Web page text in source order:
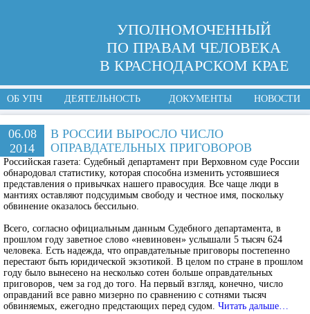
УПОЛНОМОЧЕННЫЙ
ПО ПРАВАМ ЧЕЛОВЕКА
В КРАСНОДАРСКОМ КРАЕ
ОБ УПЧ ДЕЯТЕЛЬНОСТЬ ДОКУМЕНТЫ НОВОСТИ
06.08
2014
В РОССИИ ВЫРОСЛО ЧИСЛО
ОПРАВДАТЕЛЬНЫХ ПРИГОВОРОВ
Российская газета: Судебный департамент при Верховном суде России
обнародовал статистику, которая способна изменить устоявшиеся
представления о привычках нашего правосудия. Все чаще люди в
мантиях оставляют подсудимым свободу и честное имя, поскольку
обвинение оказалось бессильно.
Всего, согласно официальным данным Судебного департамента, в
прошлом году заветное слово «невиновен» услышали 5 тысяч 624
человека. Есть надежда, что оправдательные приговоры постепенно
перестают быть юридической экзотикой. В целом по стране в прошлом
году было вынесено на несколько сотен больше оправдательных
приговоров, чем за год до того. На первый взгляд, конечно, число
оправданий все равно мизерно по сравнению с сотнями тысяч
обвиняемых, ежегодно предстающих перед судом. Читать дальше…